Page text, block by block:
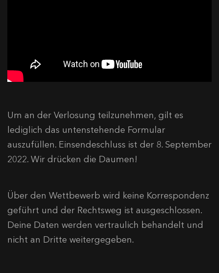
Um an der Verlosung teilzunehmen, gilt es
lediglich das untenstehende Formular
auszufüllen. Einsendeschluss ist der 8. September
2022. Wir drücken die Daumen!
Über den Wettbewerb wird keine Korrespondenz
geführt und der Rechtsweg ist ausgeschlossen.
Deine Daten werden vertraulich behandelt und
nicht an Dritte weitergegeben.